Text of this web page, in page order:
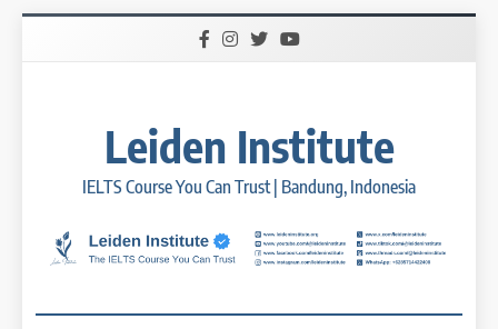
Leiden Institute
IELTS Course You Can Trust | Bandung, Indonesia